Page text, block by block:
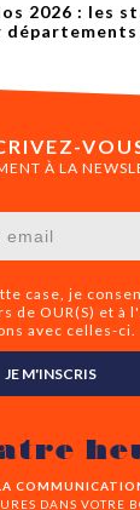
2026 : les
départements
À LA
case, je
de OUR(S) et à
avec celles-ci.
JE M'INSCRIS
DANS VOTRE